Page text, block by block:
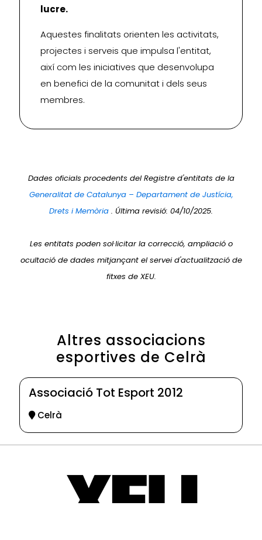
lucre.
Aquestes finalitats orienten les activitats,
projectes i serveis que impulsa l'entitat,
així com les iniciatives que desenvolupa
en benefici de la comunitat i dels seus
membres.
Dades oficials procedents del Registre d'entitats de la
Generalitat de Catalunya – Departament de Justícia,
Drets i Memòria . Última revisió: 04/10/2025.
Les entitats poden sol·licitar la correcció, ampliació o
ocultació de dades mitjançant el servei d'actualització de
fitxes de XEU.
Altres associacions
esportives de Celrà
Associació Tot Esport 2012
Celrà